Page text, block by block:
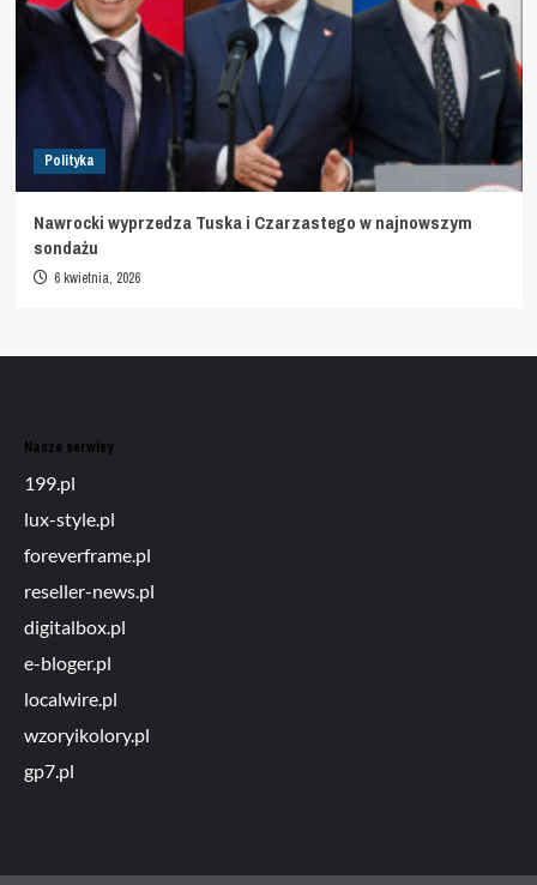
Polityka
Nawrocki wyprzedza Tuska i Czarzastego w najnowszym
sondażu
6 kwietnia, 2026
Nasze serwisy
199.pl
lux-style.pl
foreverframe.pl
reseller-news.pl
digitalbox.pl
e-bloger.pl
localwire.pl
wzoryikolory.pl
gp7.pl